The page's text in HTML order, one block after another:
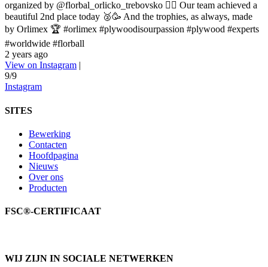
organized by @florbal_orlicko_trebovsko 👍🏼 Our team achieved a
beautiful 2nd place today 🥈🥳 And the trophies, as always, made
by Orlimex 🏆 #orlimex #plywoodisourpassion #plywood #experts
#worldwide #florball
2 years ago
View on Instagram |
9/9
Instagram
SITES
Bewerking
Contacten
Hoofdpagina
Nieuws
Over ons
Producten
FSC®-CERTIFICAAT
WIJ ZIJN IN SOCIALE NETWERKEN